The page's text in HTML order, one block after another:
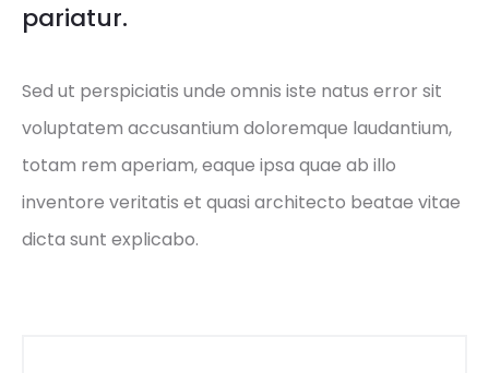
pariatur.
Sed ut perspiciatis unde omnis iste natus error sit
voluptatem accusantium doloremque laudantium,
totam rem aperiam, eaque ipsa quae ab illo
inventore veritatis et quasi architecto beatae vitae
dicta sunt explicabo.